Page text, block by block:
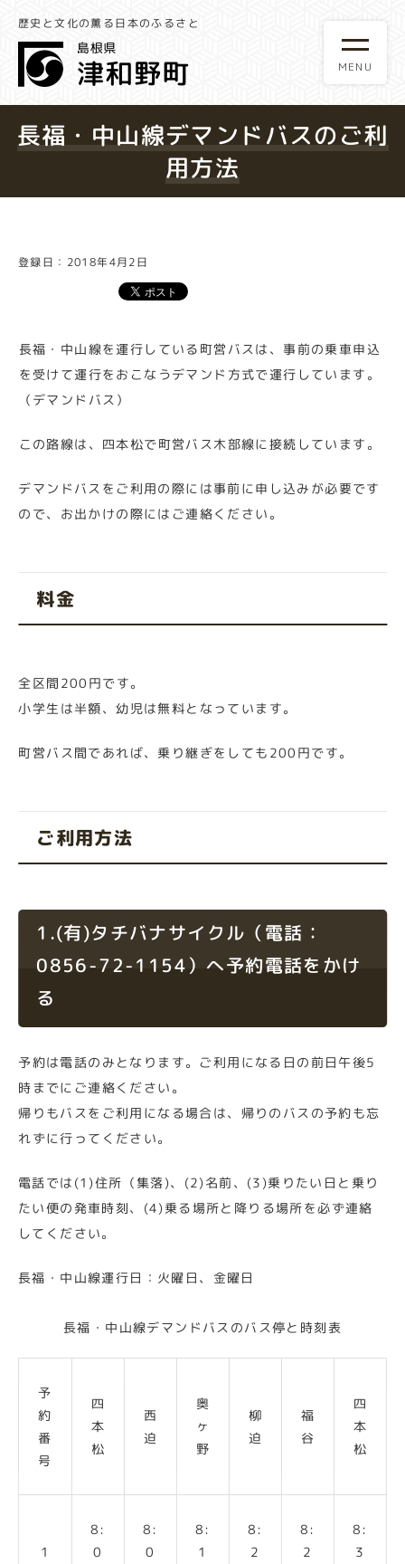
歴史と文化の薫る日本のふるさと
長福・中山線デマンドバスのご利
用方法
登録日：2018年4月2日
長福・中山線を運行している町営バスは、事前の乗車申込
を受けて運行をおこなうデマンド方式で運行しています。
（デマンドバス）
この路線は、四本松で町営バス木部線に接続しています。
デマンドバスをご利用の際には事前に申し込みが必要です
ので、お出かけの際にはご連絡ください。
料金
全区間200円です。
小学生は半額、幼児は無料となっています。
町営バス間であれば、乗り継ぎをしても200円です。
ご利用方法
1.(有)タチバナサイクル（電話：
0856-72-1154）へ予約電話をかけ
る
予約は電話のみとなります。ご利用になる日の前日午後5
時までにご連絡ください。
帰りもバスをご利用になる場合は、帰りのバスの予約も忘
れずに行ってください。
電話では(1)住所（集落)、(2)名前、(3)乗りたい日と乗り
たい便の発車時刻、(4)乗る場所と降りる場所を必ず連絡
してください。
長福・中山線運行日：火曜日、金曜日
長福・中山線デマンドバスのバス停と時刻表
予
約
番
号
四
本
松
西
迫
奥
ヶ
野
柳
迫
福
谷
四
本
松
1
8:
0
8:
0
8:
1
8:
2
8:
2
8:
3